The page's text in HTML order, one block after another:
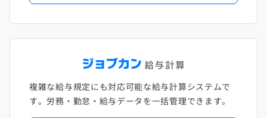
複雑な給与規定にも対応可能な給与計算システムで
す。労務・勤怠・給与データを一括管理できます。